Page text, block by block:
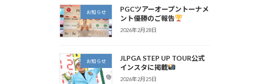
お知らせ
PGCツアーオープントーナメ
ント優勝のご報告
2026年2月28日
お知らせ
JLPGA STEP UP TOUR公式
インスタに掲載
2026年2月25日